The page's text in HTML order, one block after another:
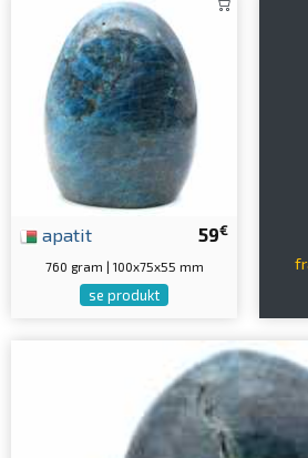
59€
apatit
760 gram | 100x75x55 mm
se produkt